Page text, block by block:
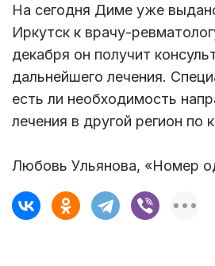
На сегодня Диме уже
Иркутск к врачу-
декабря он получит
дальнейшего лечения.
есть ли необходимость
лечения в другой регион по
Любовь Ульянова, «Номер